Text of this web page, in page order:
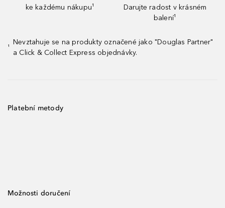
ke každému nákupu¹
Darujte radost v krásném
balení¹
¹
Nevztahuje se na produkty označené jako "Douglas Partner"
a Click & Collect Express objednávky.
Platební metody
Možnosti doručení